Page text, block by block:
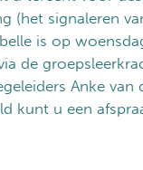
(het signaleren
is op
de
Anke van
kunt u een